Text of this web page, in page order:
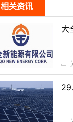
相关资讯
大